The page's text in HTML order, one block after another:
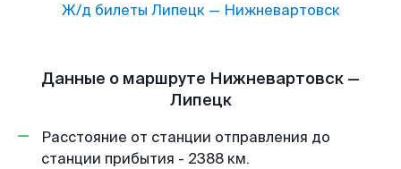
Ж/д билеты Липецк— Нижневартовск
Данные о маршруте Нижневартовск —
Липецк
Расстояние от станции отправления до
станции прибытия - 2388 км.